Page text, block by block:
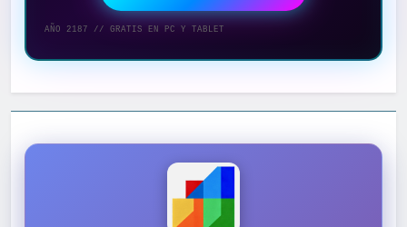
AÑO 2187 // GRATIS EN PC Y TABLET